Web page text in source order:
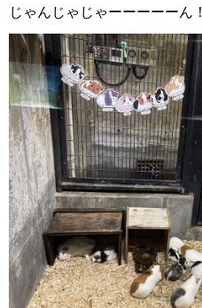
じゃんじゃじゃーーーーーん！